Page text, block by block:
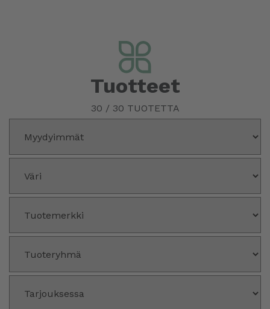
Tuotteet
30 / 30 TUOTETTA